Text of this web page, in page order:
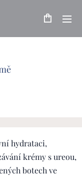
hydrataci,
krémy s ureou,
botech ve